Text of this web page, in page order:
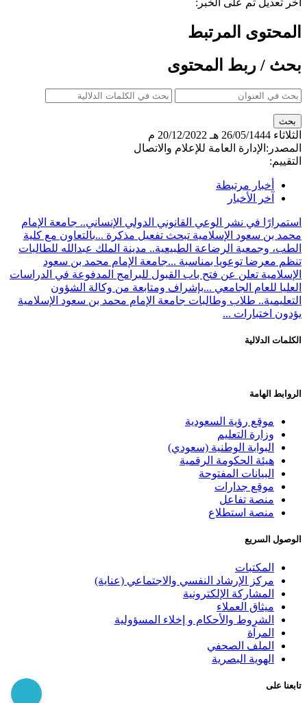
المحتوى المرتبط
بحث / ربط المحتوى
الثلاثاء 26/05/1444 هـ
20/12/2022 م
المصدر: الإدارة العامة للإعلام والاتصال
التقييم:
أخبار مرتبطة
آخر الأخبار
استمرارًا في نشر الوعي القانوني الدولي الإنساني.. جامعة الإمام
محمد بن سعود الإسلامية تبحث تفعيل مذكرة ...بالتعاون مع كلية
الطب، وجمعية الرضاعة الطبيعية.. مدينة الملك عبدالله للطالبات
تنظم معرضا توعويا بمناسبة ...جامعة الإمام محمد بن سعود
الإسلامية تعلن عن فتح باب القبول للبرامج المدفوعة في الدراسات
العليا للعام الجامعي ...بإشراف ومتابعة من وكالة الشؤون
التعليمية.. طلاب وطالبات جامعة الإمام محمد بن سعود الإسلامية
يؤدون اختبارات ...
الكلمات الدلالية
الروابط الهامة
موقع رؤية السعودية
وزارة التعليم
البوابة الوطنية (سعودي)
هيئة الحكومة الرقمية
البيانات المفتوحة
موقع جدارات
منصة تفاعل
منصة استطلاع
الوصول السريع
المكتبات
مركز الإرشاد النفسي والاجتماعي (عناية)
المشاركة الإلكترونية
ميثاق العملاء
الشروط والأحكام و إخلاء المسؤولية
المرآة
الملف الصحفي
الهوية البصرية
تابعنا على